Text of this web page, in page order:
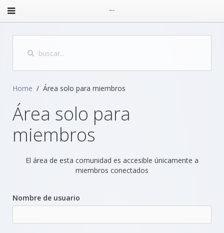
Home Área solo para miembros
Área solo para
miembros
El área de esta comunidad es accesible únicamente a
miembros conectados
Nombre de usuario